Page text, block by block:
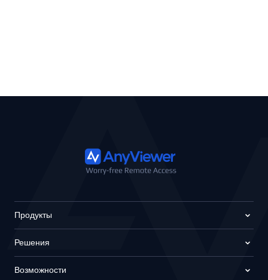
Продукты
Решения
Возможности